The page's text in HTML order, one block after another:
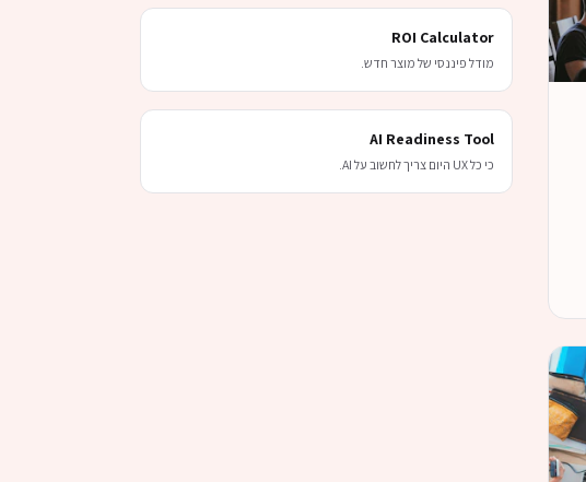
ROI Calculator
מודל פיננסי של מוצר חדש.
AI Readiness Tool
כי כל UX היום צריך לחשוב על AI.